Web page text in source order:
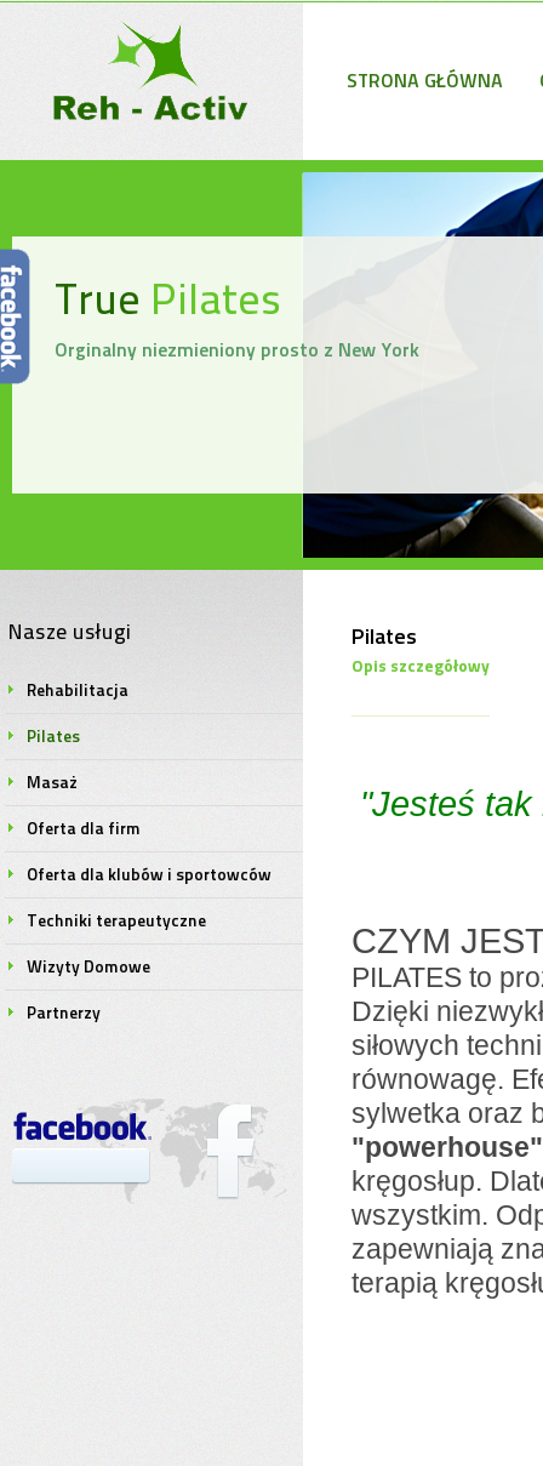
STRONA GŁÓWNA
True Pilates
Orginalny niezmieniony prosto z New York
Nasze usługi
Rehabilitacja
Pilates
Masaż
Oferta dla firm
Oferta dla klubów i sportowców
Techniki terapeutyczne
Wizyty Domowe
Partnerzy
Pilates
Opis szczegółowy
"Jesteś tak
CZYM
PILATES to
Dzięki
siłowych
równowagę.
sylwetka oraz
"powerhouse"
kręgosłup.
wszystkim.
zapewniają
terapią